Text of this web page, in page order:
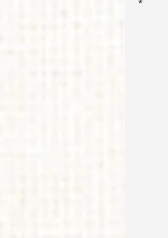
*